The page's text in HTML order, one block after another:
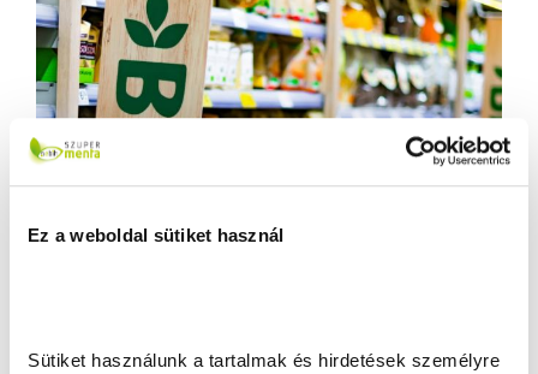
Ez a weboldal sütiket használ
Sütiket használunk a tartalmak és hirdetések személyre